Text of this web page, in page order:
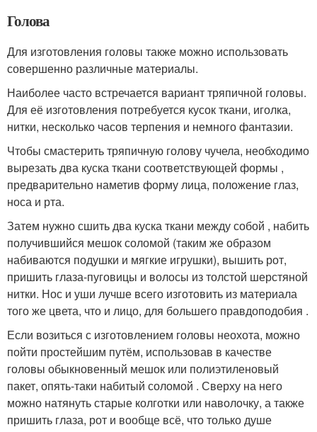
Голова
Для изготовления головы также можно использовать
совершенно различные материалы.
Наиболее часто встречается вариант тряпичной головы.
Для её изготовления потребуется кусок ткани, иголка,
нитки, несколько часов терпения и немного фантазии.
Чтобы смастерить тряпичную голову чучела, необходимо
вырезать два куска ткани соответствующей формы ,
предварительно наметив форму лица, положение глаз,
носа и рта.
Затем нужно сшить два куска ткани между собой , набить
получившийся мешок соломой (таким же образом
набиваются подушки и мягкие игрушки), вышить рот,
пришить глаза-пуговицы и волосы из толстой шерстяной
нитки. Нос и уши лучше всего изготовить из материала
того же цвета, что и лицо, для большего правдоподобия .
Если возиться с изготовлением головы неохота, можно
пойти простейшим путём, использовав в качестве
головы обыкновенный мешок или полиэтиленовый
пакет, опять-таки набитый соломой . Сверху на него
можно натянуть старые колготки или наволочку, а также
пришить глаза, рот и вообще всё, что только душе